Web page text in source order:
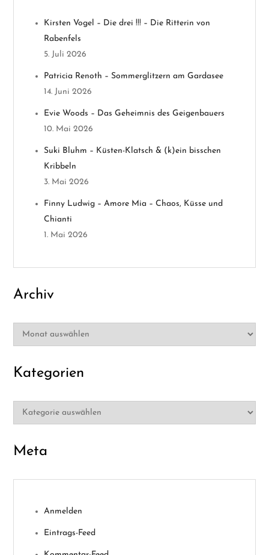
n
v
a
n
Kirsten Vogel – Die drei !!! – Die Ritterin von
Rabenfels
5. Juli 2026
Patricia Renoth – Sommerglitzern am Gardasee
14. Juni 2026
Evie Woods – Das Geheimnis des Geigenbauers
10. Mai 2026
Suki Bluhm – Küsten-Klatsch & (k)ein bisschen
Kribbeln
3. Mai 2026
Finny Ludwig – Amore Mia – Chaos, Küsse und
Chianti
1. Mai 2026
Archiv
Archiv
Kategorien
Kategorien
Meta
Anmelden
Eintrags-Feed